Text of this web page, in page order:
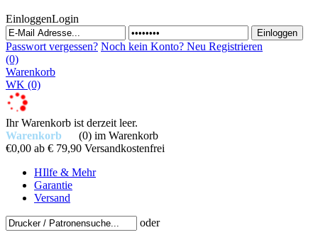
EinloggenLogin
Passwort vergessen? Noch kein Konto? Neu Registrieren
(0)
Warenkorb
WK (0)
Ihr Warenkorb ist derzeit leer.
Warenkorb
(0) im Warenkorb
€0,00 ab € 79,90 Versandkostenfrei
HIlfe & Mehr
Garantie
Versand
oder